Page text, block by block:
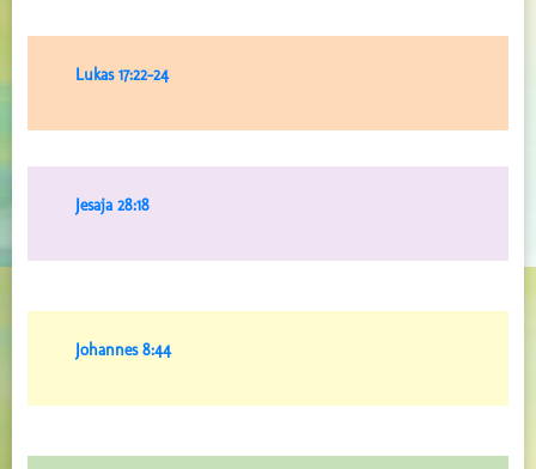
Lukas 17:22-24
Jesaja 28:18
Johannes 8:44